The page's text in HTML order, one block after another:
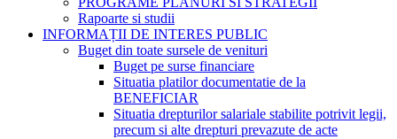
Rapoarte si studii
INFORMAȚII DE INTERES PUBLIC
Buget din toate sursele de venituri
Buget pe surse financiare
Situatia platilor documentatie de la
BENEFICIAR
Situatia drepturilor salariale stabilite potrivit legii,
precum si alte drepturi prevazute de acte